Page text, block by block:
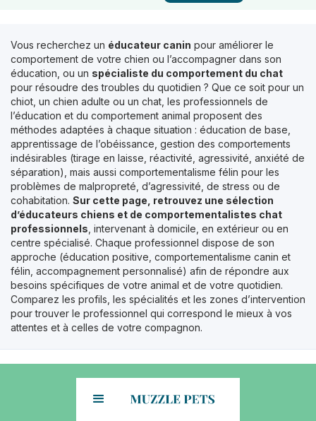
Vous recherchez un éducateur canin pour améliorer le
comportement de votre chien ou l’accompagner dans son
éducation, ou un spécialiste du comportement du chat
pour résoudre des troubles du quotidien ? Que ce soit pour un
chiot, un chien adulte ou un chat, les professionnels de
l’éducation et du comportement animal proposent des
méthodes adaptées à chaque situation : éducation de base,
apprentissage de l’obéissance, gestion des comportements
indésirables (tirage en laisse, réactivité, agressivité, anxiété de
séparation), mais aussi comportementalisme félin pour les
problèmes de malpropreté, d’agressivité, de stress ou de
cohabitation. Sur cette page, retrouvez une sélection
d’éducateurs chiens et de comportementalistes chat
professionnels , intervenant à domicile, en extérieur ou en
centre spécialisé. Chaque professionnel dispose de son
approche (éducation positive, comportementalisme canin et
félin, accompagnement personnalisé) afin de répondre aux
besoins spécifiques de votre animal et de votre quotidien.
Comparez les profils, les spécialités et les zones d’intervention
pour trouver le professionnel qui correspond le mieux à vos
attentes et à celles de votre compagnon.